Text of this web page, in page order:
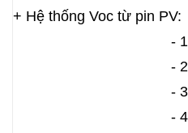
+ Hệ thống Voc từ pin PV:
- 12V:
- 24V:
- 36V:
- 48V: